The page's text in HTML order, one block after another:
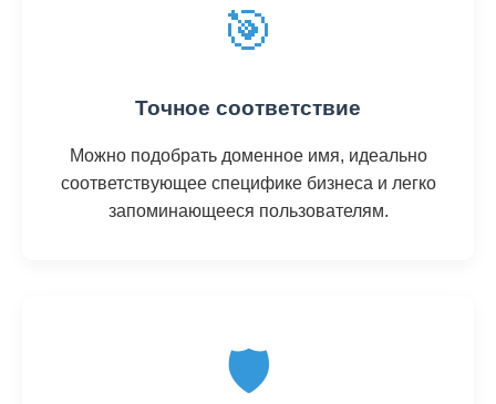
🎯
Точное соответствие
Можно подобрать доменное имя, идеально
соответствующее специфике бизнеса и легко
запоминающееся пользователям.
🛡️